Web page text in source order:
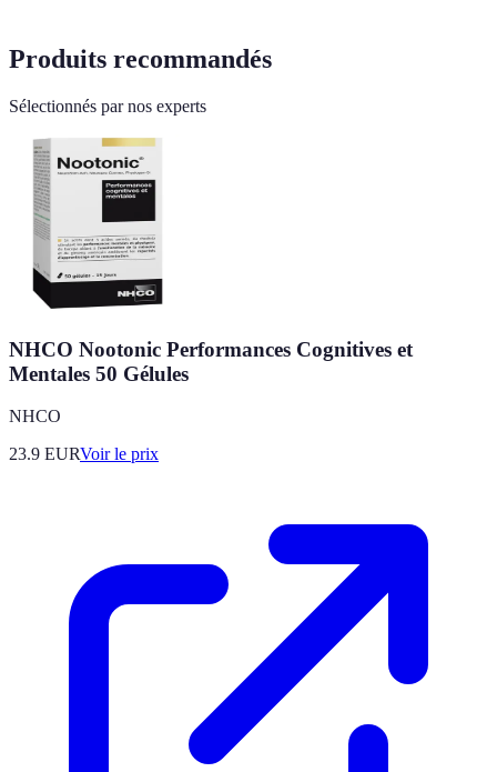
Produits recommandés
Sélectionnés par nos experts
NHCO Nootonic Performances Cognitives et
Mentales 50 Gélules
NHCO
23.9 EURVoir le prix